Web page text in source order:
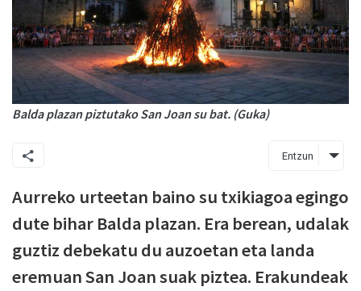
Balda plazan piztutako San Joan su bat. (Guka)
Entzun
Aurreko urteetan baino su txikiagoa egingo
dute bihar Balda plazan. Era berean, udalak
guztiz debekatu du auzoetan eta landa
eremuan San Joan suak piztea. Erakundeak